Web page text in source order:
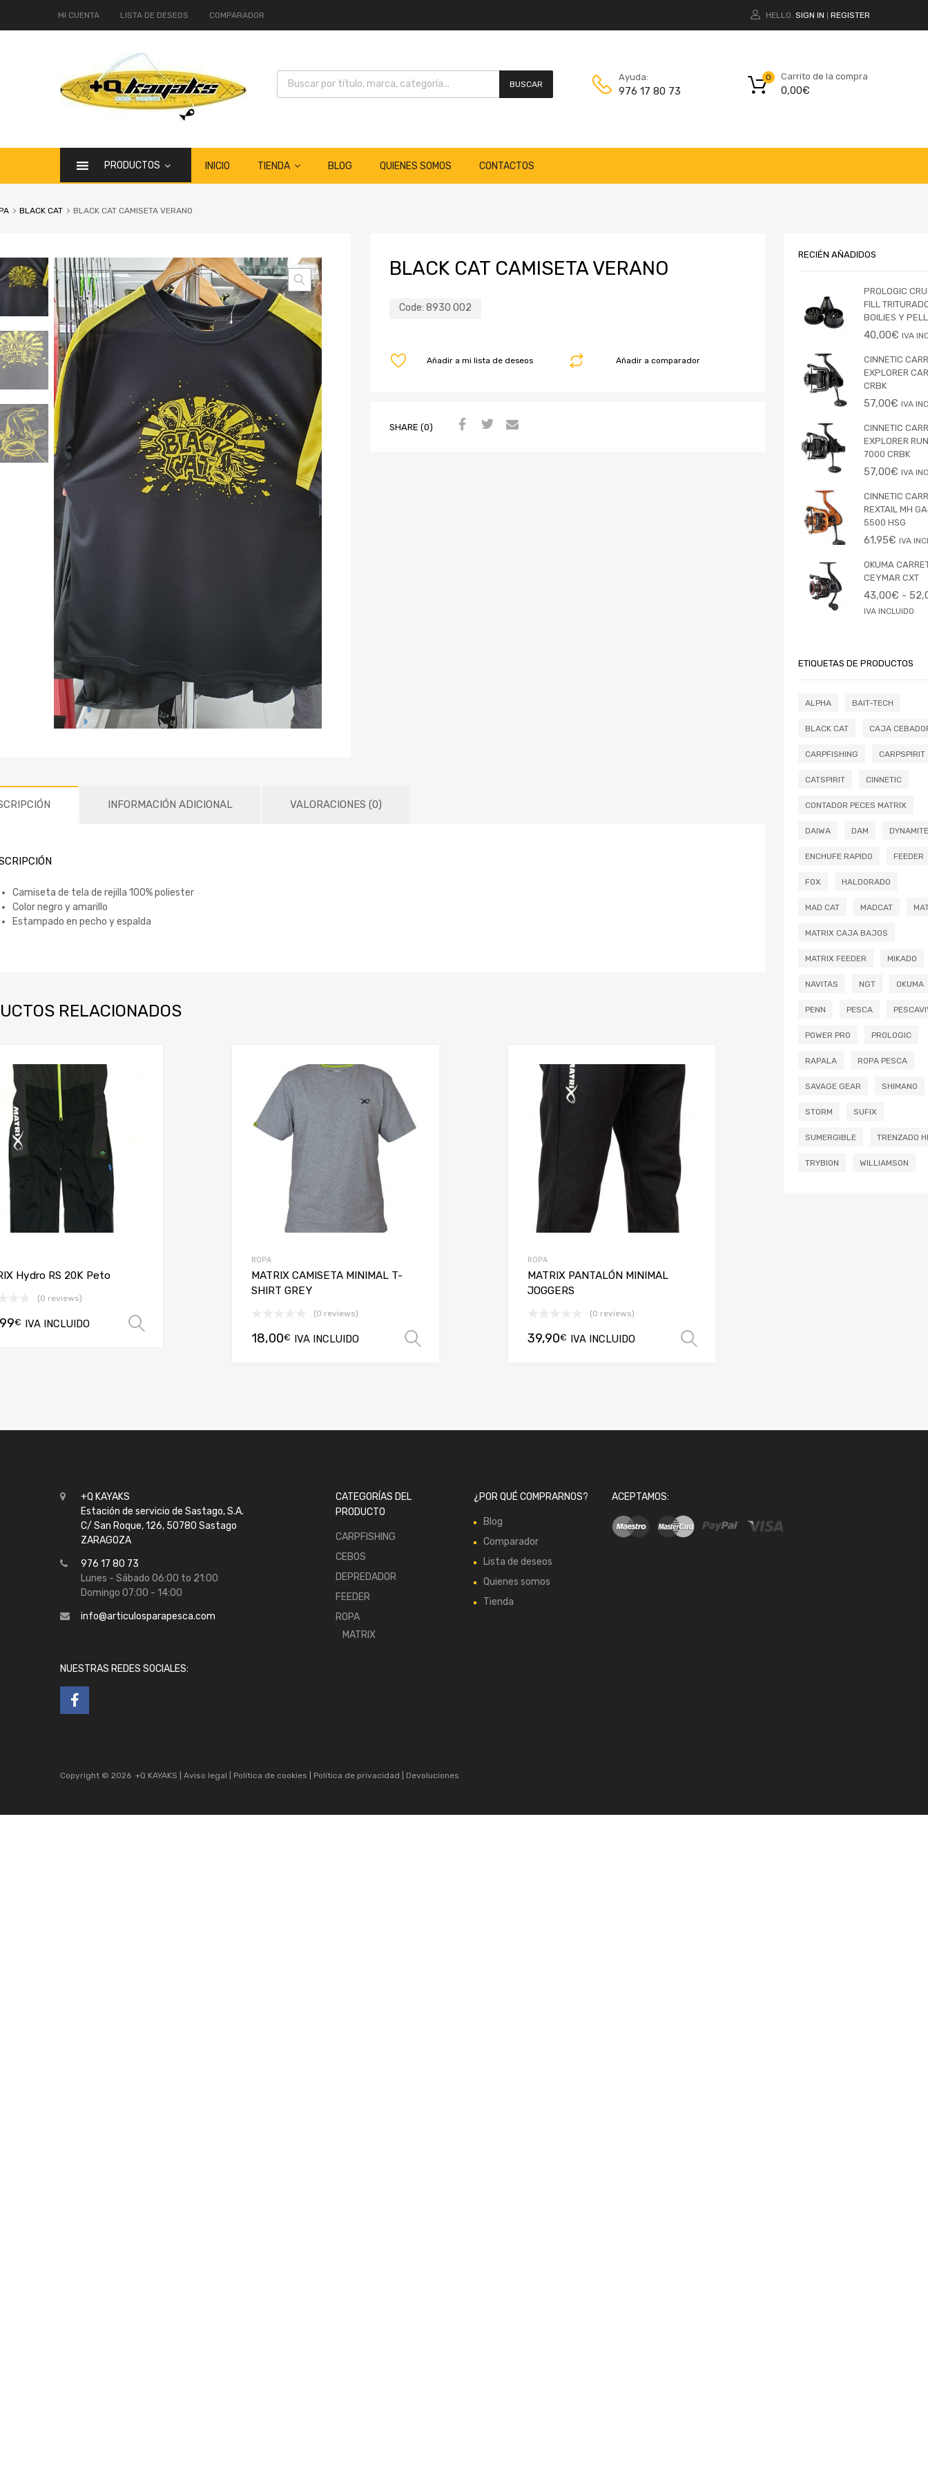
MI CUENTA LISTA DE DESEOS COMPARADOR HELLO. SIGN IN REGISTER
BUSCAR
Ayuda:
976 17 80 73
Carrito de la compra
0,00€
0
PRODUCTOS INICIO TIENDA BLOG QUIENES SOMOS CONTACTOS
BLACK CAT BLACK CAT CAMISETA VERANO
BLACK CAT CAMISETA VERANO
Code: 8930 002
Añadir a comparador
Añadir a mi lista de deseos
SHARE (0)
INFORMACIÓN ADICIONAL VALORACIONES (0)
Camiseta de tela de rejilla 100% poliester
Color negro y amarillo
Estampado en pecho y espalda
RELACIONADOS
Hydro RS 20K Peto
(0 reviews)
€ IVA INCLUIDO
ROPA
MATRIX CAMISETA MINIMAL T-
SHIRT GREY
(0 reviews)
18,00€ IVA INCLUIDO Seleccionar opciones
ROPA
MATRIX PANTALÓN MINIMAL
JOGGERS
(0 reviews)
39,90€ IVA INCLUIDO
RECIÉN AÑADIDOS
PROLOGIC
FILL
BOILIES Y
40,00€ IVA
CINNETIC
EXPLORER
CRBK
57,00€ IVA
CINNETIC
EXPLORER
7000 CRBK
57,00€ IVA
CINNETIC
REXTAIL MH
5500 HSG
61,95€ IVA
OKUMA
CEYMAR CXT
43,00€ -
IVA INCLUIDO
ETIQUETAS DE PRODUCTOS
ALPHA BAIT-TECH
BLACK CAT CAJA
CARPFISHING CARPSPIRIT
CATSPIRIT CINNETIC
CONTADOR PECES MATRIX
DAIWA DAM DYNAMITE
ENCHUFE RAPIDO FEEDER
FOX HALDORADO
MAD CAT MADCAT
MATRIX CAJA BAJOS
MATRIX FEEDER MIKADO
NAVITAS NGT OKUMA
PENN PESCA
POWER PRO PROLOGIC
RAPALA ROPA PESCA
SAVAGE GEAR SHIMANO
STORM SUFIX
SUMERGIBLE TRENZADO
TRYBION WILLIAMSON
+Q KAYAKS
Estación de servicio de Sastago, S.A.
C/ San Roque, 126, 50780 Sastago
ZARAGOZA
976 17 80 73
Lunes - Sábado 06:00 to 21:00
Domingo 07:00 - 14:00
info@articulosparapesca.com
NUESTRAS REDES SOCIALES:
CATEGORÍAS DEL
PRODUCTO
CARPFISHING
CEBOS
DEPREDADOR
FEEDER
ROPA
MATRIX
¿POR QUÉ COMPRARNOS?
Blog
Comparador
Lista de deseos
Quienes somos
Tienda
ACEPTAMOS:
Copyright © 2026 +Q KAYAKS | Aviso legal Política de cookies Política de privacidad Devoluciones